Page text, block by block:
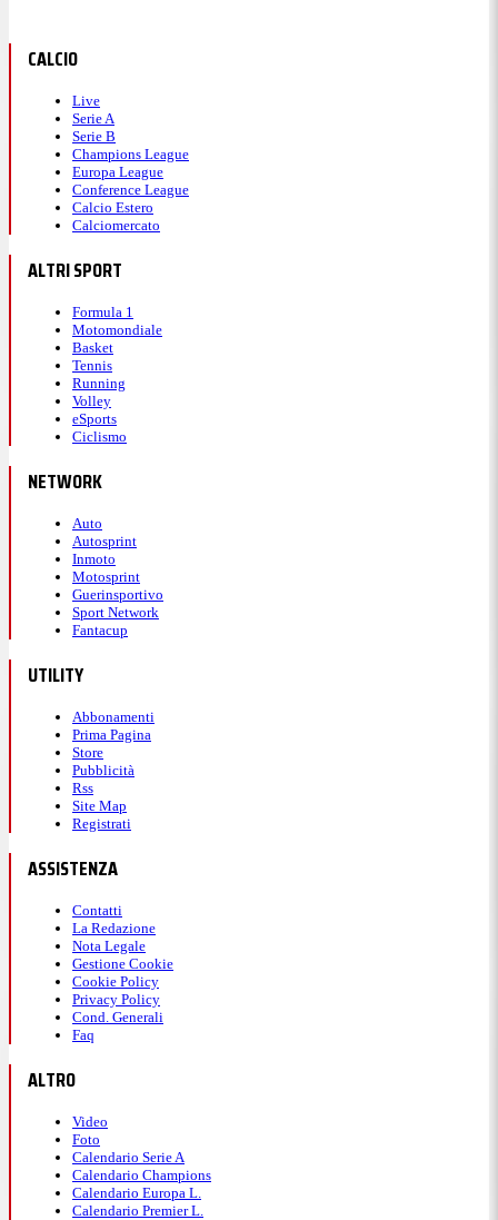
CALCIO
Live
Serie A
Serie B
Champions League
Europa League
Conference League
Calcio Estero
Calciomercato
ALTRI SPORT
Formula 1
Motomondiale
Basket
Tennis
Running
Volley
eSports
Ciclismo
NETWORK
Auto
Autosprint
Inmoto
Motosprint
Guerinsportivo
Sport Network
Fantacup
UTILITY
Abbonamenti
Prima Pagina
Store
Pubblicità
Rss
Site Map
Registrati
ASSISTENZA
Contatti
La Redazione
Nota Legale
Gestione Cookie
Cookie Policy
Privacy Policy
Cond. Generali
Faq
ALTRO
Video
Foto
Calendario Serie A
Calendario Champions
Calendario Europa L.
Calendario Premier L.